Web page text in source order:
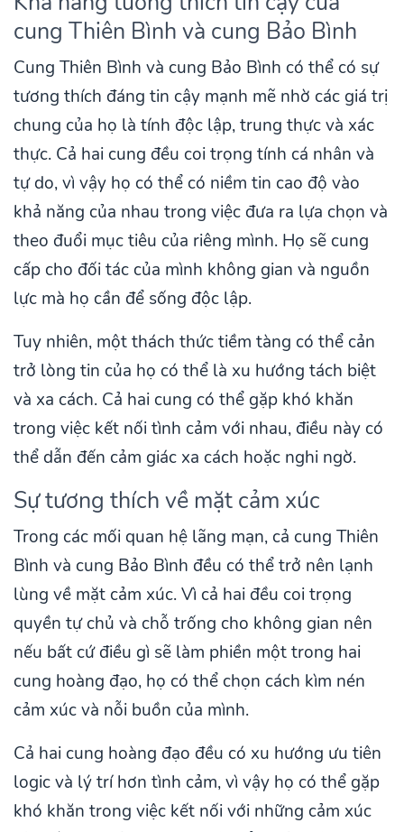
cung Thiên Bình và cung Bảo Bình
Cung Thiên Bình và cung Bảo Bình có thể có sự
tương thích đáng tin cậy mạnh mẽ nhờ các giá trị
chung của họ là tính độc lập, trung thực và xác
thực. Cả hai cung đều coi trọng tính cá nhân và
tự do, vì vậy họ có thể có niềm tin cao độ vào
khả năng của nhau trong việc đưa ra lựa chọn và
theo đuổi mục tiêu của riêng mình. Họ sẽ cung
cấp cho đối tác của mình không gian và nguồn
lực mà họ cần để sống độc lập.
Tuy nhiên, một thách thức tiềm tàng có thể cản
trở lòng tin của họ có thể là xu hướng tách biệt
và xa cách. Cả hai cung có thể gặp khó khăn
trong việc kết nối tình cảm với nhau, điều này có
thể dẫn đến cảm giác xa cách hoặc nghi ngờ.
Sự tương thích về mặt cảm xúc
Trong các mối quan hệ lãng mạn, cả cung Thiên
Bình và cung Bảo Bình đều có thể trở nên lạnh
lùng về mặt cảm xúc. Vì cả hai đều coi trọng
quyền tự chủ và chỗ trống cho không gian nên
nếu bất cứ điều gì sẽ làm phiền một trong hai
cung hoàng đạo, họ có thể chọn cách kìm nén
cảm xúc và nỗi buồn của mình.
Cả hai cung hoàng đạo đều có xu hướng ưu tiên
logic và lý trí hơn tình cảm, vì vậy họ có thể gặp
khó khăn trong việc kết nối với những cảm xúc